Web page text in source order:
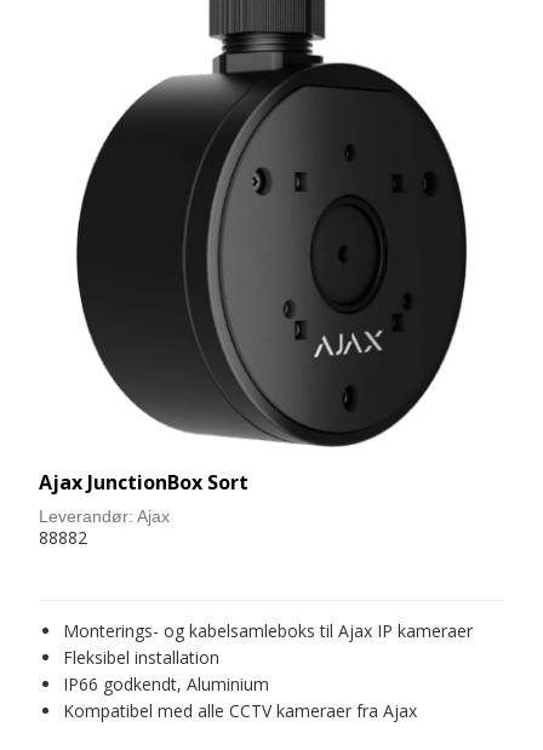
Ajax JunctionBox Sort
Leverandør: Ajax
88882
Monterings- og kabelsamleboks til Ajax IP kameraer
Fleksibel installation
IP66 godkendt, Aluminium
Kompatibel med alle CCTV kameraer fra Ajax